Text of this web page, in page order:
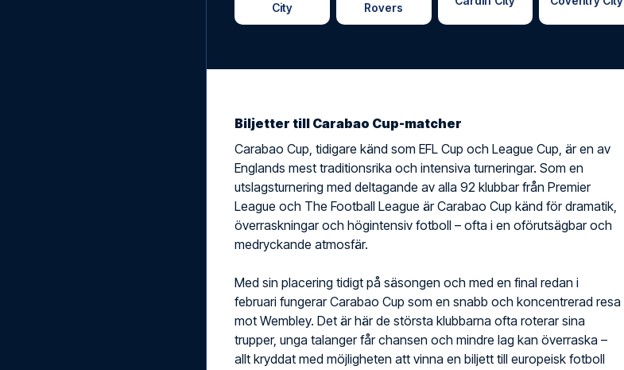
City
Rovers
Biljetter till Carabao Cup-matcher
Carabao Cup, tidigare känd som EFL Cup och League Cup, är en av
Englands mest traditionsrika och intensiva turneringar. Som en
utslagsturnering med deltagande av alla 92 klubbar från Premier
League och The Football League är Carabao Cup känd för dramatik,
överraskningar och högintensiv fotboll – ofta i en oförutsägbar och
medryckande atmosfär.
Med sin placering tidigt på säsongen och med en final redan i
februari fungerar Carabao Cup som en snabb och koncentrerad resa
mot Wembley. Det är här de största klubbarna ofta roterar sina
trupper, unga talanger får chansen och mindre lag kan överraska –
allt kryddat med möjligheten att vinna en biljett till europeisk fotboll